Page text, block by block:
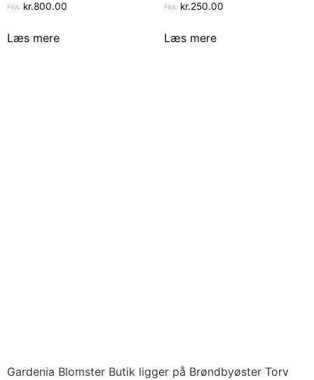
FRA: kr.800.00
Læs mere
FRA: kr.250.00
Læs mere
Gardenia Blomster Butik ligger på Brøndbyøster Torv